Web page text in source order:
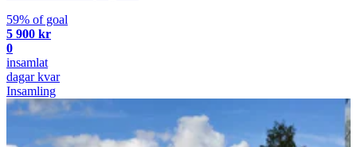
59% of goal
5 900 kr
0
insamlat
dagar kvar
Insamling